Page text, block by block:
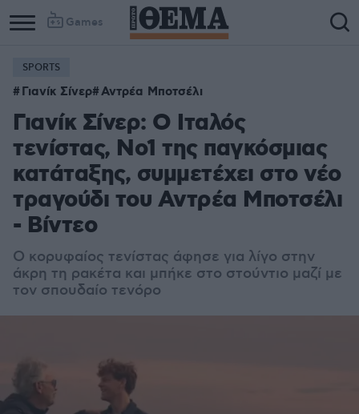
Games
SPORTS
Γιανίκ Σίνερ Αντρέα Μποτσέλι
Γιανίκ Σίνερ: Ο Ιταλός
τενίστας, Νο1 της παγκόσμιας
κατάταξης, συμμετέχει στο νέο
τραγούδι του Αντρέα Μποτσέλι
- Βίντεο
Ο κορυφαίος τενίστας άφησε για λίγο στην
άκρη τη ρακέτα και μπήκε στο στούντιο μαζί με
τον σπουδαίο τενόρο